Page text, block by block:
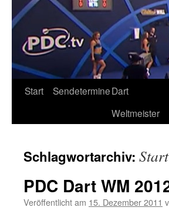
Start SendetermineDart
Weltmeister
Schlagwortarchiv: Start
PDC Dart WM
Veröffentlicht am 15. Dezember 2011